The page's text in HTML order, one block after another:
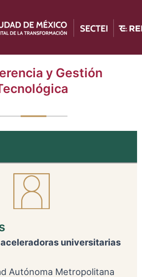
y Gestión
universitarias
Autónoma Metropolitana